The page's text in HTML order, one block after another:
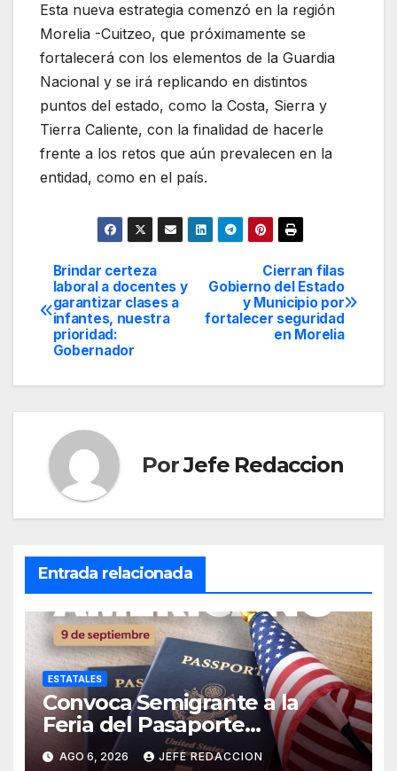
Esta nueva estrategia comenzó en la región
Morelia -Cuitzeo, que próximamente se
fortalecerá con los elementos de la Guardia
Nacional y se irá replicando en distintos
puntos del estado, como la Costa, Sierra y
Tierra Caliente, con la finalidad de hacerle
frente a los retos que aún prevalecen en la
entidad, como en el país.
Navegación
de
entradas
Cierran filas
Gobierno del Estado
y Municipio por
fortalecer seguridad
en Morelia
Brindar certeza
laboral a docentes y
garantizar clases a
infantes, nuestra
prioridad:
Gobernador
PorJefe Redaccion
Entrada relacionada
ESTATALES
Convoca Semigrante a la
Feria del Pasaporte
Estadounidense 2026
AGO 6, 2026 JEFE REDACCION